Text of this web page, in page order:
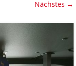
Nächstes →